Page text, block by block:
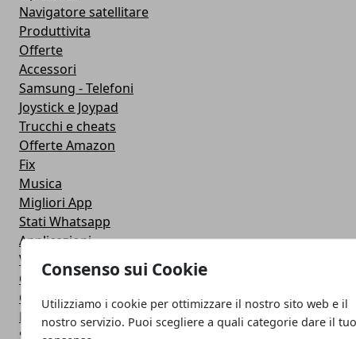
Consenso sui Cookie
Utilizziamo i cookie per ottimizzare il nostro sito web e il
nostro servizio. Puoi scegliere a quali categorie dare il
Navigatore satellitare
Produttivita
Offerte
Accessori
Samsung - Telefoni
Joystick e Joypad
Trucchi e cheats
Offerte Amazon
Fix
Musica
Migliori App
Stati Whatsapp
Applicazioni
Viaggi
Galaxy Note 5
Google Play
Fotografia